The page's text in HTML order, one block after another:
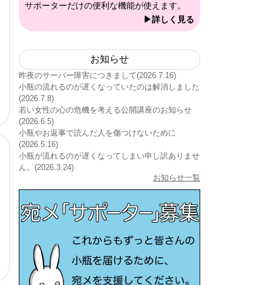
サポーターだけの便利な機能が使えます。
▶詳しく見る
お知らせ
昨夜のサーバー障害につきまして(2026.7.16)
小瓶の流れるのが遅くなっていたのは解消しました
(2026.7.8)
若い女性の心の危機を考える公開講座のお知らせ
(2026.6.5)
小瓶やお返事で読んだ人を傷つけないために
(2026.5.16)
小瓶が流れるのが遅くなってしまい申し訳ありませ
ん。(2026.3.24)
お知らせ一覧